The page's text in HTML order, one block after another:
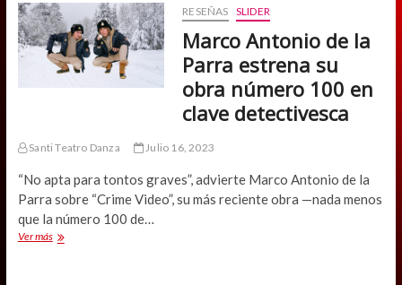
y
obra
de
Nijinska,
pionera
de
RESEÑAS SLIDER
Marco Antonio de la
Parra estrena su
obra número 100 en
clave detectivesca
Santi Teatro Danza Julio 16, 2023
“No apta para tontos graves”, advierte Marco Antonio de la
Parra sobre “Crime Video”, su más reciente obra —nada menos
que la número 100 de…
Ver másMarco